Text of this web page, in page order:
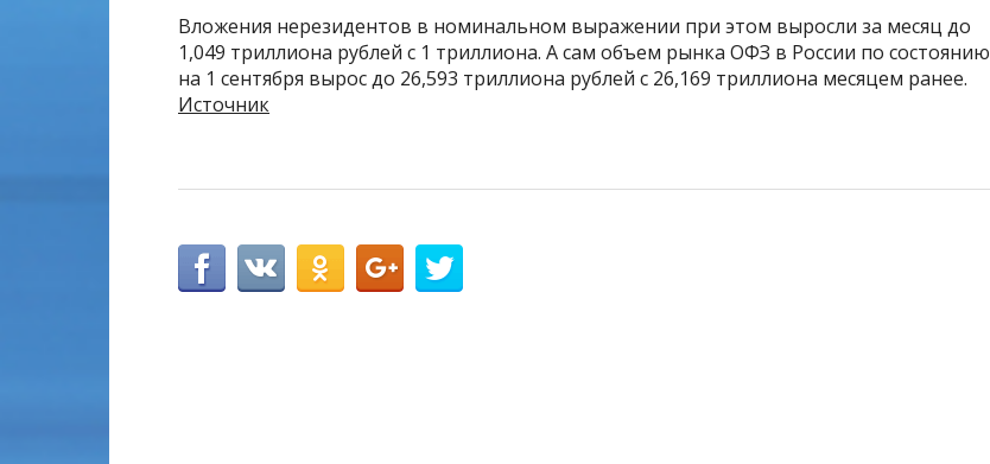
Вложения нерезидентов в номинальном выражении при этом выросли за месяц до
1,049 триллиона рублей с 1 триллиона. А сам объем рынка ОФЗ в России по состоянию
на 1 сентября вырос до 26,593 триллиона рублей с 26,169 триллиона месяцем ранее.
Источник